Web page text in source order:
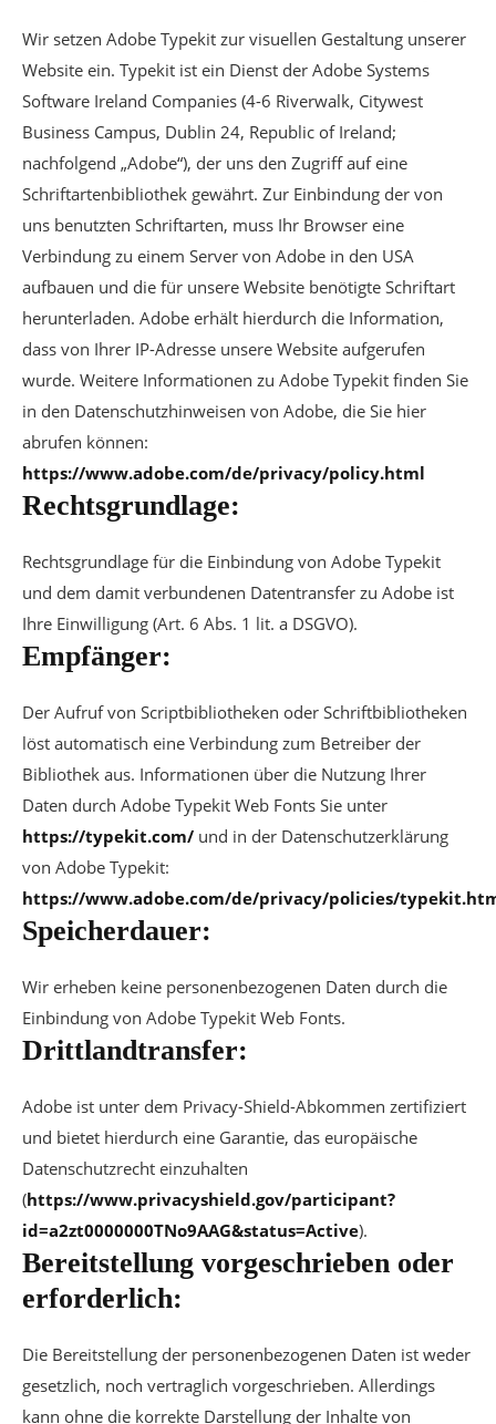
Wir setzen Adobe Typekit zur visuellen Gestaltung unserer
Website ein. Typekit ist ein Dienst der Adobe Systems
Software Ireland Companies (4-6 Riverwalk, Citywest
Business Campus, Dublin 24, Republic of Ireland;
nachfolgend „Adobe“), der uns den Zugriff auf eine
Schriftartenbibliothek gewährt. Zur Einbindung der von
uns benutzten Schriftarten, muss Ihr Browser eine
Verbindung zu einem Server von Adobe in den USA
aufbauen und die für unsere Website benötigte Schriftart
herunterladen. Adobe erhält hierdurch die Information,
dass von Ihrer IP-Adresse unsere Website aufgerufen
wurde. Weitere Informationen zu Adobe Typekit finden Sie
in den Datenschutzhinweisen von Adobe, die Sie hier
abrufen können:
https://www.adobe.com/de/privacy/policy.html
Rechtsgrundlage:
Rechtsgrundlage für die Einbindung von Adobe Typekit
und dem damit verbundenen Datentransfer zu Adobe ist
Ihre Einwilligung (Art. 6 Abs. 1 lit. a DSGVO).
Empfänger:
Der Aufruf von Scriptbibliotheken oder Schriftbibliotheken
löst automatisch eine Verbindung zum Betreiber der
Bibliothek aus. Informationen über die Nutzung Ihrer
Daten durch Adobe Typekit Web Fonts Sie unter
https://typekit.com/ und in der Datenschutzerklärung
von Adobe Typekit:
https://www.adobe.com/de/privacy/policies/
Speicherdauer:
Wir erheben keine personenbezogenen Daten durch die
Einbindung von Adobe Typekit Web Fonts.
Drittlandtransfer:
Adobe ist unter dem Privacy-Shield-Abkommen zertifiziert
und bietet hierdurch eine Garantie, das europäische
Datenschutzrecht einzuhalten
(https://www.privacyshield.gov/participant?
id=a2zt0000000TNo9AAG&status=Active).
Bereitstellung vorgeschrieben oder
erforderlich:
Die Bereitstellung der personenbezogenen Daten ist weder
gesetzlich, noch vertraglich vorgeschrieben. Allerdings
kann ohne die korrekte Darstellung der Inhalte von